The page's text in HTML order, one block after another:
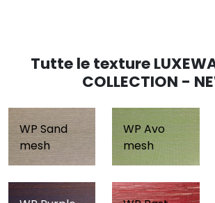
Tutte le texture
COLLECTION -
WP Sand
mesh
WP Avo
mesh